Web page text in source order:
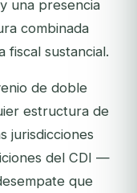
una presencia
combinada
fiscal sustancial.
de doble
estructura de
jurisdicciones
del CDI —
que